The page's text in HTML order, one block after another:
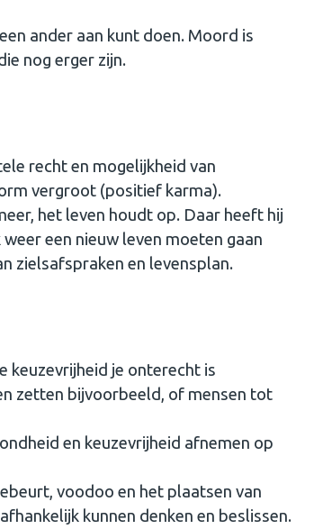
ander aan kunt doen. Moord is
nog erger zijn.
recht en mogelijkheid van
vergroot (positief karma).
het leven houdt op. Daar heeft hij
een nieuw leven moeten gaan
zielsafspraken en levensplan.
keuzevrijheid je onterecht is
zetten bijvoorbeeld, of mensen tot
en keuzevrijheid afnemen op
voodoo en het plaatsen van
kunnen denken en beslissen.